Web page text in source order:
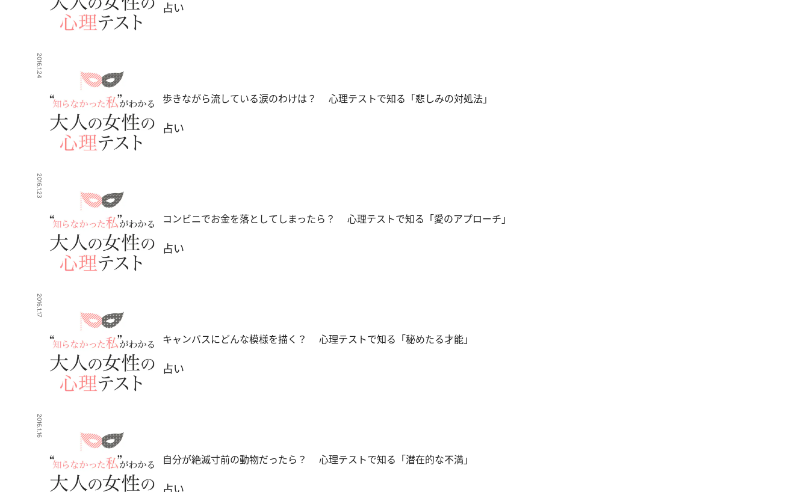
占い
2016.1.24
歩きながら流している涙のわけは？ 心理テストで知る「悲しみの対処法」
占い
2016.1.23
コンビニでお金を落としてしまったら？ 心理テストで知る「愛のアプローチ」
占い
2016.1.17
キャンバスにどんな模様を描く？ 心理テストで知る「秘めたる才能」
占い
2016.1.16
自分が絶滅寸前の動物だったら？ 心理テストで知る「潜在的な不満」
占い